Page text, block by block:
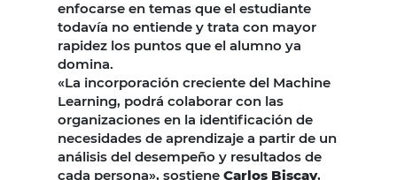
enfocarse en temas que el estudiante
todavía no entiende y trata con mayor
rapidez los puntos que el alumno ya
domina.
«La incorporación creciente del Machine
Learning, podrá colaborar con las
organizaciones en la identificación de
necesidades de aprendizaje a partir de un
análisis del desempeño y resultados de
cada persona», sostiene Carlos Biscay,